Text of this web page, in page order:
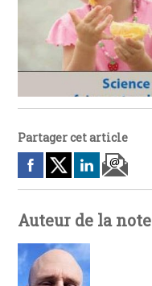
Partager cet article
Auteur de la note